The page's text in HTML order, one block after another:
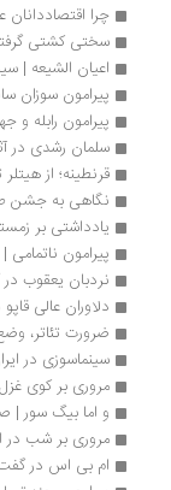
چرا اقتصاددانان عاشق
سختی کشتی گرفتن با
اعیان الشیعه | سید
پیرامون سوزان
پیرامون رابله و جهانش |
سلمان رشدی در آثارش |
قرنطینه؛ از هیتلر تا
نگاهی به جشن طلاق |
یادداشتی بر زمستان در
پیرامون ناتمامی |
نردبان یعقوب در
دلاوران عالی قاپو در ۲۴۰صفحه
ضرورت تئاتر، وضع
سینماسوزی در ایران در
مروری بر کوی غزل‌ها |
و اما بیگ سور | صبا
مروری بر شب در از ما
ام بی اس در گفت‌وگو با